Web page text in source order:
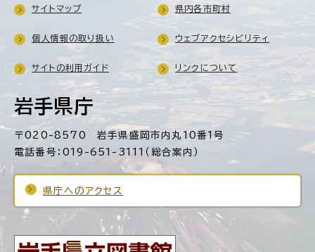
岩手県庁
〒020-8570 岩手県盛岡市内丸10番1号
電話番号：019-651-3111（総合案内）
県庁へのアクセス
サイトマップ 県内各市町村
個人情報の取り扱い ウェブアクセシビリティ
サイトの利用ガイド リンクについて